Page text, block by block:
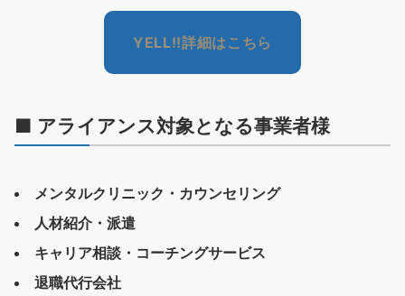
YELL!!詳細はこちら
■ アライアンス対象となる事業者様
メンタルクリニック・カウンセリング
人材紹介・派遣
キャリア相談・コーチングサービス
退職代行会社